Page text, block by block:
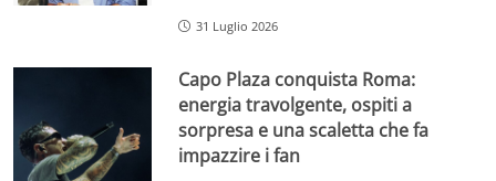
31 Luglio 2026
Capo Plaza conquista Roma:
energia travolgente, ospiti a
sorpresa e una scaletta che fa
impazzire i fan